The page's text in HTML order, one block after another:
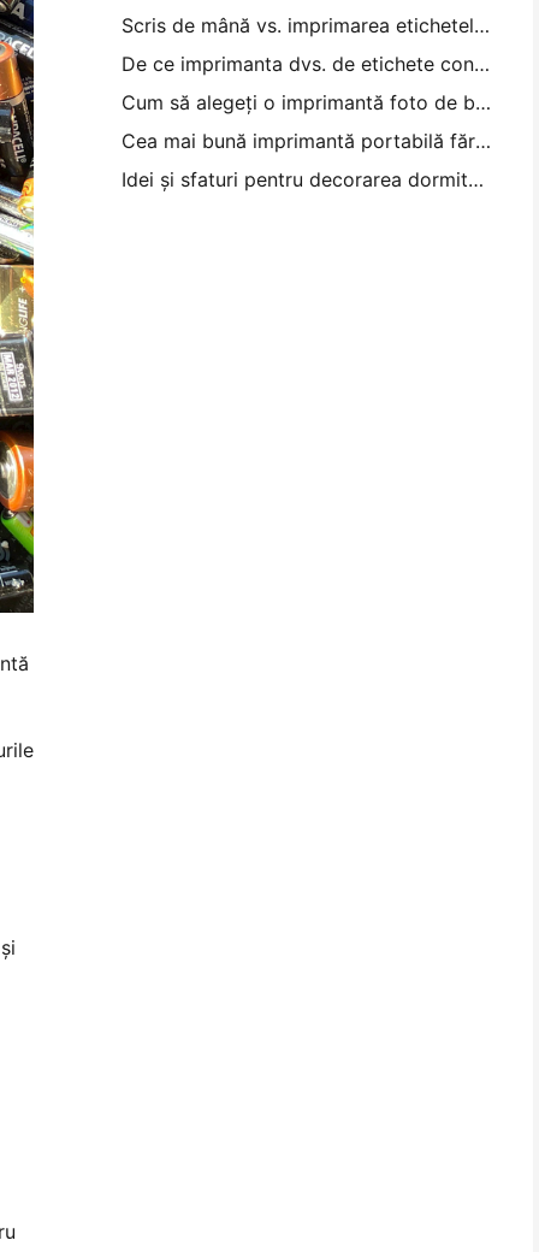
Scris de mână vs. imprimarea etichetelor de transport: sfaturi pentru întreprinderile mici în 2026
De ce imprimanta dvs. de etichete continuă să blocheze?
Cum să alegeți o imprimantă foto de buzunar: un ghid complet pentru utilizatorii de jurnal, călătorii și iPhone
Cea mai bună imprimantă portabilă fără cerneală pentru călătorii, școală și lucru mobil: Hanin MT620 Pro Review
Idei și sfaturi pentru decorarea dormitorului și a dormitorului